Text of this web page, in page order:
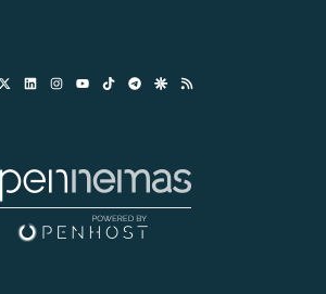
LinkedinInstagramTikTokTelegramGoogle Discover